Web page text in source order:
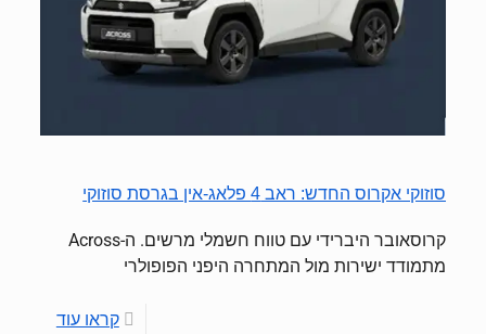
סוזוקי אקרוס החדש: ראב 4 פלאג‑אין בגרסת סוזוקי
קרוסאובר היברידי עם טווח חשמלי מרשים. ה-Across
מתמודד ישירות מול המתחרה היפני הפופולרי
קראו עוד